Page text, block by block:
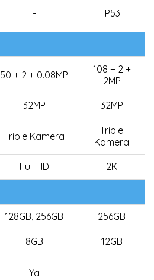
- IP53
50 + 2 + 0.08MP
108 + 2 +
2MP
32MP 32MP
Triple Kamera
Triple
Kamera
Full HD 2K
128GB, 256GB 256GB
8GB 12GB
Ya -